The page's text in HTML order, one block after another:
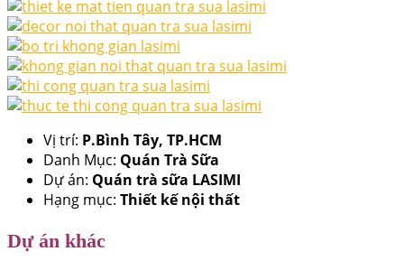
Vị trí: P.Bình Tây, TP.HCM
Danh Mục: Quán Trà Sữa
Dự án: Quán trà sữa LASIMI
Hạng mục: Thiết kế nội thất
Dự án khác